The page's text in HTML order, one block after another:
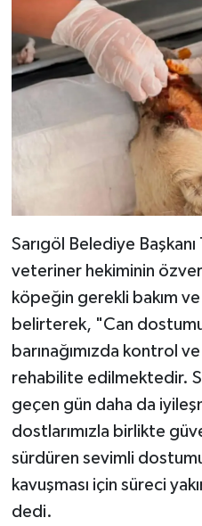
Sarıgöl Belediye
veteriner hekiminin
köpeğin gerekli bakım ve
belirterek, "Can
barınağımızda kontrol
rehabilite edilmektedir.
geçen gün daha da
dostlarımızla birlikte
sürdüren sevimli
kavuşması için süreci
dedi.